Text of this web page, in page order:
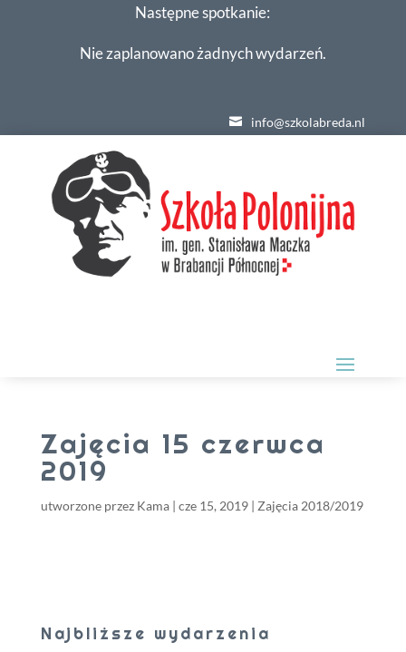
Następne spotkanie:
Nie zaplanowano żadnych wydarzeń.
info@szkolabreda.nl
Zajęcia 15 czerwca
2019
utworzone przez Kama| cze 15, 2019| Zajęcia 2018/2019
Najbliższe wydarzenia